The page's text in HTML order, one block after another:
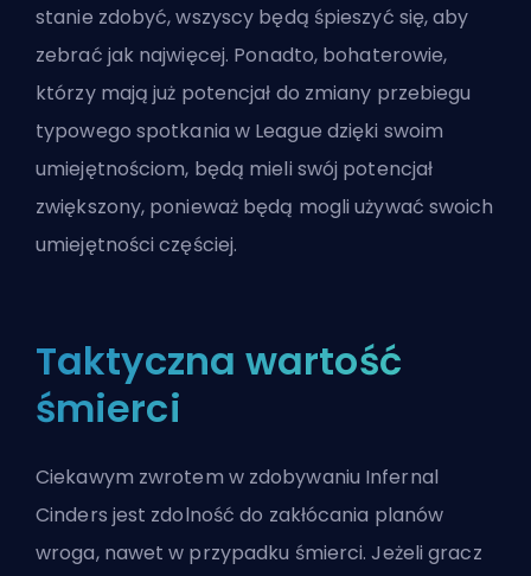
stanie zdobyć, wszyscy będą śpieszyć się, aby
zebrać jak najwięcej. Ponadto, bohaterowie,
którzy mają już potencjał do zmiany przebiegu
typowego spotkania w League dzięki swoim
umiejętnościom, będą mieli swój potencjał
zwiększony, ponieważ będą mogli używać swoich
umiejętności częściej.
Taktyczna wartość
śmierci
Ciekawym zwrotem w zdobywaniu Infernal
Cinders jest zdolność do zakłócania planów
wroga, nawet w przypadku śmierci. Jeżeli gracz